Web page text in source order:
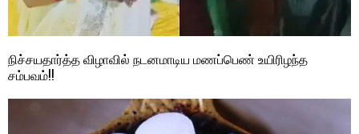
நிச்சயதார்த்த விழாவில் நடனமாடிய மணப்பெண் உயிரிழந்த
சம்பவம்!!